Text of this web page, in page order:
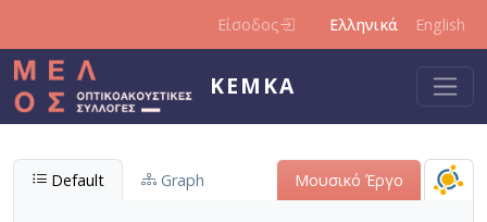
Είσοδος Ελληνικά English
ΚΕΜΚΑ
Default Graph Μουσικό Έργο